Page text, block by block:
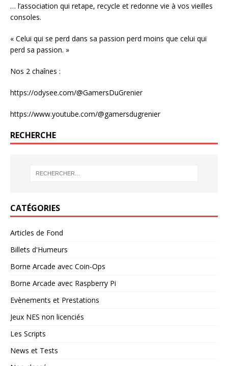
… l’association qui retape, recycle et redonne vie à vos vieilles
consoles.
« Celui qui se perd dans sa passion perd moins que celui qui
perd sa passion. »
Nos 2 chaînes :
https://odysee.com/@GamersDuGrenier
https://www.youtube.com/@gamersdugrenier
RECHERCHE
CATÉGORIES
Articles de Fond
Billets d'Humeurs
Borne Arcade avec Coin-Ops
Borne Arcade avec Raspberry Pi
Evènements et Prestations
Jeux NES non licenciés
Les Scripts
News et Tests